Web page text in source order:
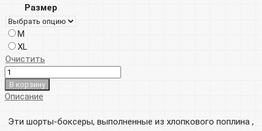
000р.
Размер
M
XL
Очистить
В корзину
Описание
Эти шорты-боксеры, выполненные из хлопкового поплина ,